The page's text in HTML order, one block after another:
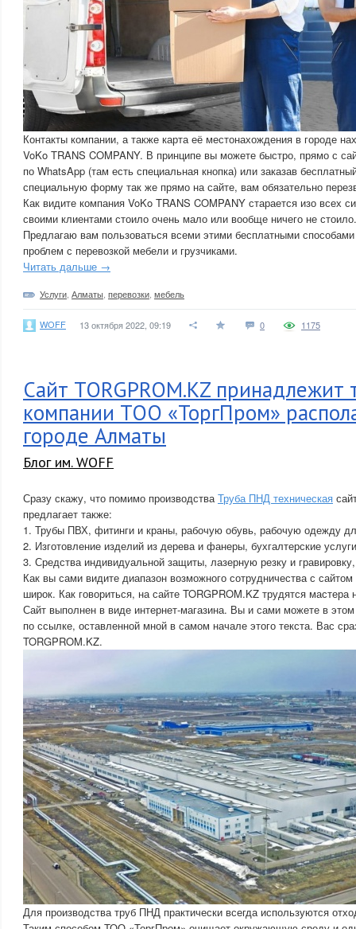
Контакты компании, а также карта её местонахождения в городе
VoKo TRANS COMPANY. В принципе вы можете быстро, прямо с
по WhatsApp (там есть специальная кнопка) или заказав
специальную форму так же прямо на сайте, вам обязательно
Как видите компания VoKo TRANS COMPANY старается изо всех
своими клиентами стоило очень мало или вообще ничего не стоило.
Предлагаю вам пользоваться всеми этими бесплатными
проблем с перевозкой мебели и грузчиками.
Читать дальше →
Услуги Алматы перевозки мебель
WOFF 13 октября 2022, 09:19 0 1175
Сайт TORGPROM.KZ принадлежит
компании ТОО «ТоргПром»
городе Алматы
Блог им. WOFF
Сразу скажу, что помимо производстваТруба ПНД техническая
предлагает также:
1. Трубы ПВХ, фитинги и краны, рабочую обувь, рабочую одежду
2. Изготовление изделий из дерева и фанеры, бухгалтерские
3. Средства индивидуальной защиты, лазерную резку и
Как вы сами видите диапазон возможного сотрудничества с
широк. Как говориться, на сайте TORGPROM.KZ трудятся мастера
Сайт выполнен в виде интернет-магазина. Вы и сами можете в
по ссылке, оставленной мной в самом начале этого текста. Вас
TORGPROM.KZ.
Для производства труб ПНД практически всегда используются